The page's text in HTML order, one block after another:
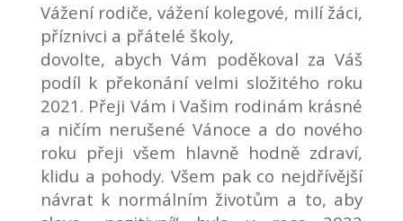
Vážení rodiče, vážení kolegové, milí žáci,
příznivci a přátelé školy,
dovolte, abych Vám poděkoval za Váš
podíl k překonání velmi složitého roku
2021. Přeji Vám i Vašim rodinám krásné
a ničím nerušené Vánoce a do nového
roku přeji všem hlavně hodně zdraví,
klidu a pohody. Všem pak co nejdřívější
návrat k normálním životům a to, aby